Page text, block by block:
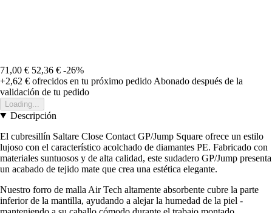
71,00 € 52,36 € -26%
+2,62 € ofrecidos en tu próximo pedido Abonado después de la
validación de tu pedido
Loading...
Descripción
El cubresillín Saltare Close Contact GP/Jump Square ofrece un estilo
lujoso con el característico acolchado de diamantes PE. Fabricado con
materiales suntuosos y de alta calidad, este sudadero GP/Jump presenta
un acabado de tejido mate que crea una estética elegante.
Nuestro forro de malla Air Tech altamente absorbente cubre la parte
inferior de la mantilla, ayudando a alejar la humedad de la piel -